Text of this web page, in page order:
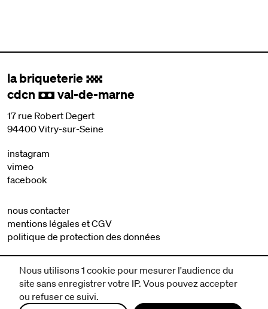
la briqueterie .
cdcn , val-de-marne
17 rue Robert Degert
94400 Vitry-sur-Seine
instagram
vimeo
facebook
nous contacter
mentions légales et CGV
politique de protection des données
Nous utilisons 1 cookie pour mesurer l'audience du
site sans enregistrer votre IP. Vous pouvez accepter
ou refuser ce suivi.